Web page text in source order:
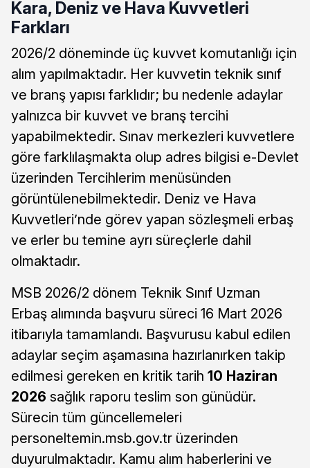
Kara, Deniz ve Hava Kuvvetleri
Farkları
2026/2 döneminde üç kuvvet komutanlığı için
alım yapılmaktadır. Her kuvvetin teknik sınıf
ve branş yapısı farklıdır; bu nedenle adaylar
yalnızca bir kuvvet ve branş tercihi
yapabilmektedir. Sınav merkezleri kuvvetlere
göre farklılaşmakta olup adres bilgisi e-Devlet
üzerinden Tercihlerim menüsünden
görüntülenebilmektedir. Deniz ve Hava
Kuvvetleri’nde görev yapan sözleşmeli erbaş
ve erler bu temine ayrı süreçlerle dahil
olmaktadır.
MSB 2026/2 dönem Teknik Sınıf Uzman
Erbaş alımında başvuru süreci 16 Mart 2026
itibarıyla tamamlandı. Başvurusu kabul edilen
adaylar seçim aşamasına hazırlanırken takip
edilmesi gereken en kritik tarih 10 Haziran
2026 sağlık raporu teslim son günüdür.
Sürecin tüm güncellemeleri
personeltemin.msb.gov.tr üzerinden
duyurulmaktadır. Kamu alım haberlerini ve